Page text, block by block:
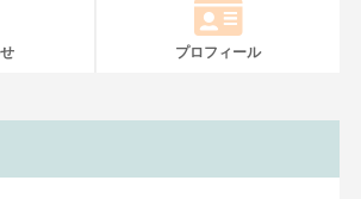
プロフィール